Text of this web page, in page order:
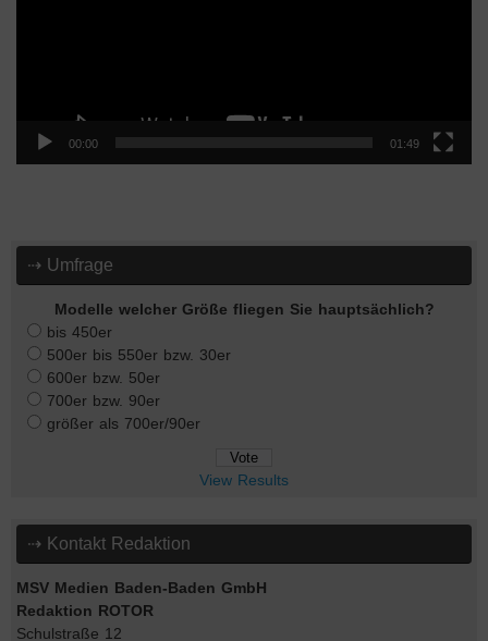
00:00 01:49
⇢ Umfrage
Modelle welcher Größe fliegen Sie hauptsächlich?
bis 450er
500er bis 550er bzw. 30er
600er bzw. 50er
700er bzw. 90er
größer als 700er/90er
View Results
⇢ Kontakt Redaktion
MSV Medien Baden-Baden GmbH
Redaktion ROTOR
Schulstraße 12